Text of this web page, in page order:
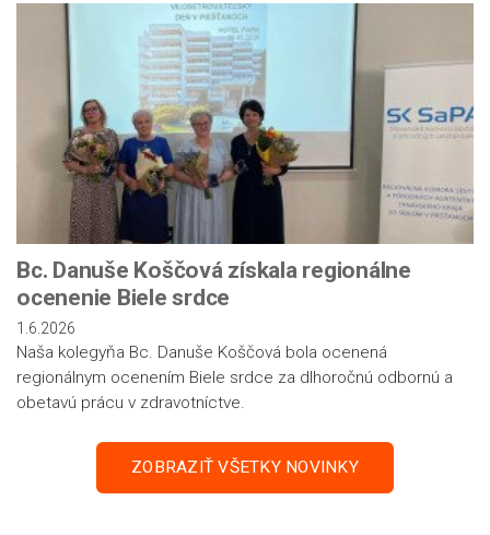
Bc. Danuše Koščová získala regionálne
ocenenie Biele srdce
1.6.2026
Naša kolegyňa Bc. Danuše Koščová bola ocenená
regionálnym ocenením Biele srdce za dlhoročnú odbornú a
obetavú prácu v zdravotníctve.
ZOBRAZIŤ VŠETKY NOVINKY